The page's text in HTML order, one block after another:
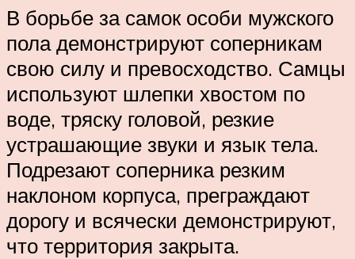
В борьбе за самок особи мужского
пола демонстрируют соперникам
свою силу и превосходство. Самцы
используют шлепки хвостом по
воде, тряску головой, резкие
устрашающие звуки и язык тела.
Подрезают соперника резким
наклоном корпуса, преграждают
дорогу и всячески демонстрируют,
что территория закрыта.